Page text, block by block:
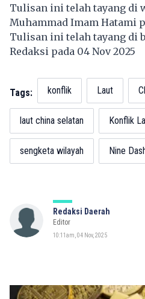
Tulisan ini telah tayang di
Muhammad Imam Hatami
Tulisan ini telah tayang di
Redaksi pada 04 Nov 2025
Tags: konflik Laut
laut china selatan Konflik
sengketa wilayah Nine
Redaksi Daerah
Editor
10:11am, 04 Nov, 2025